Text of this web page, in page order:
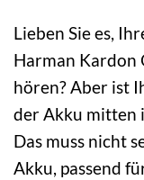
Lieben Sie es,
Harman Kardon
hören? Aber ist
der Akku mitten
Das muss nicht
Akku, passend